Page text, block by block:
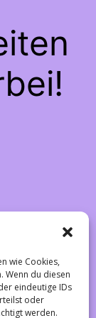
wie Cookies,
Wenn du diesen
eindeutige IDs
oder
werden.